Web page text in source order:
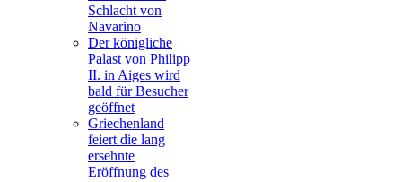
Schlacht von
Navarino
Der königliche
Palast von Philipp
II. in Aiges wird
bald für Besucher
geöffnet
Griechenland
feiert die lang
ersehnte
Eröffnung des